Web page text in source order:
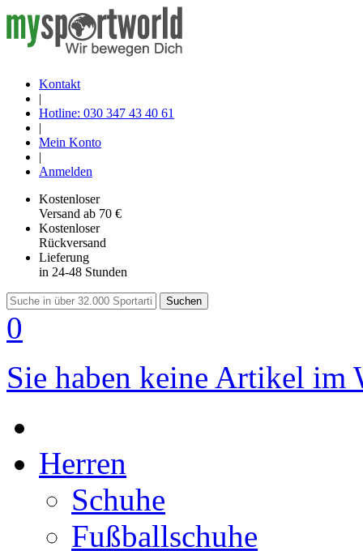
Kontakt
|
Hotline: 030 347 43 40 61
|
Mein Konto
|
Anmelden
Kostenloser
Versand ab 70 €
Kostenloser
Rückversand
Lieferung
in 24-48 Stunden
Suchen
0
Sie haben keine Artikel im
Herren
Schuhe
Fußballschuhe